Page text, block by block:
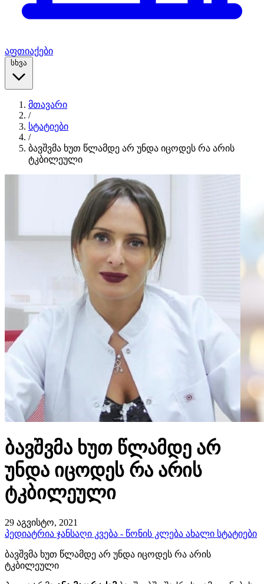
აფთიაქები
სხვა
მთავარი
/
სტატიები
/
ბავშვმა ხუთ წლამდე არ უნდა იცოდეს რა არის
ტკბილეული
ბავშვმა ხუთ წლამდე არ
უნდა იცოდეს რა არის
ტკბილეული
29 აგვისტო, 2021
პედიატრია ჯანსაღი კვება - წონის კლება ახალი სტატიები
ბავშვმა ხუთ წლამდე არ უნდა იცოდეს რა არის
ტკბილეული